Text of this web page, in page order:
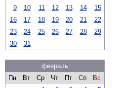
9
10 11 12 13 14
15
16
17 18 19 20 21
22
23
24 25 26 27 28
29
30
31
февраль
Пн
Вт Ср Чт Пт Сб
Вс